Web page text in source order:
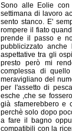
Sono alle Eolie
settimana di lavoro
sento stanco. E'
rompere il fiato
prende il passo e
pubblicizzato
aspettative tra gli
presto però mi
complessa di
meravigliano del
per l'assetto di
esche ,che se
già sfamerebbero e
perchè solo dopo
a fare il bagno
compatibili con la